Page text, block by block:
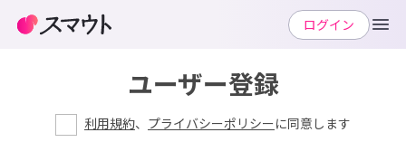
ユーザー登録
利用規約、 プライバシーポリシーに同意します
ログイン